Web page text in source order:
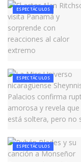
ESPECTÁCULOS
ESPECTÁCULOS
ESPECTÁCULOS